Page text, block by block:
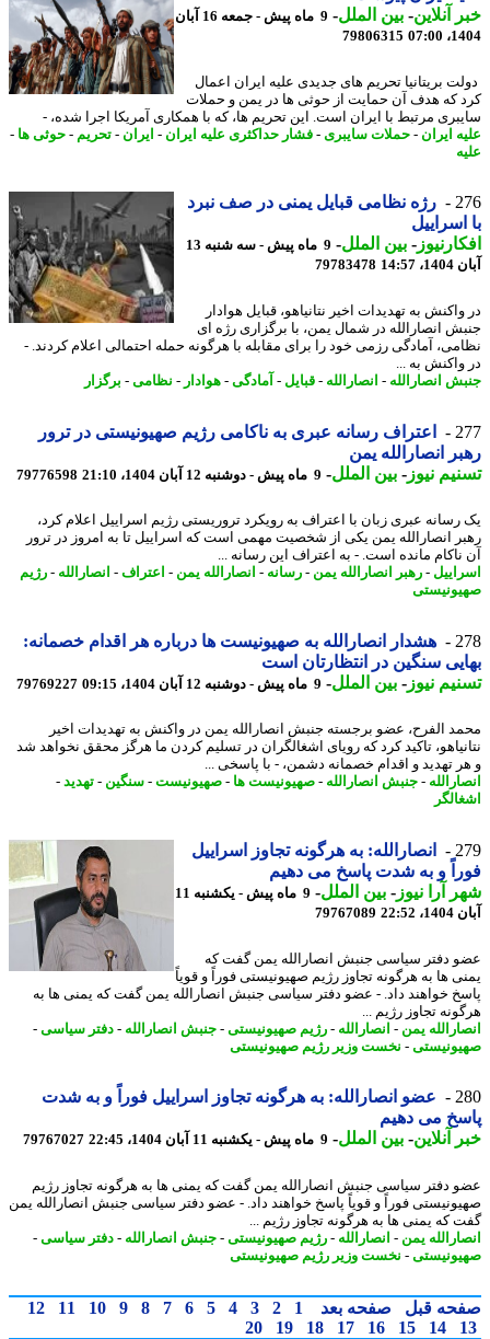
آنلاین-بین الملل-
9 ماه پیش - جمعه 16 آبان
79806315
بریتانیا تحریم های جدیدی علیه ایران اعمال
که هدف آن حمایت از حوثی ها در یمن و حملات
مرتبط با ایران است. این تحریم ها، که با همکاری آمریکا اجرا شده، -
ایران - حملات سایبری- فشار حداکثری علیه ایران - ایران - تحریم- حوثی ها-
رژه نظامی قبایل یمنی در صف نبرد
-بین الملل-
9 ماه پیش - سه شنبه 13
79783478
به تهدیدات اخیر نتانیاهو، قبایل هوادار
انصارالله در شمال یمن، با برگزاری رژه ای
آمادگی رزمی خود را برای مقابله با هرگونه حمله احتمالی اعلام کردند. -
به ...
انصارالله-انصارالله-قبایل-آمادگی-هوادار-نظامی-برگزار
اعتراف رسانه عبری به ناکامی رژیم صهیونیستی در ترور
انصارالله یمن
نیوز-بین الملل-9 ماه پیش - دوشنبه 12 آبان 1404، 21:10 79776598
عبری زبان با اعتراف به رویکرد تروریستی رژیم اسراییل اعلام کرد،
انصارالله یمن یکی از شخصیت مهمی است که اسراییل تا به امروز در ترور
مانده است. - به اعتراف این رسانه ...
-رهبر انصارالله یمن -رسانه-انصارالله یمن -اعتراف- انصارالله-رژیم
هشدار انصارالله به صهیونیست ها درباره هر اقدام خصمانه:
سنگین در انتظارتان است
نیوز-بین الملل-9 ماه پیش - دوشنبه 12 آبان 1404، 09:15 79769227
الفرح، عضو برجسته جنبش انصارالله یمن در واکنش به تهدیدات اخیر
تاکید کرد که رویای اشغالگران در تسلیم کردن ما هرگز محقق نخواهد شد
تهدید و اقدام خصمانه دشمن، - با پاسخی ...
-جنبش انصارالله-صهیونیست ها- صهیونیست-سنگین-تهدید-
انصارالله: به هرگونه تجاوز اسراییل
و به شدت پاسخ می دهیم
آرا نیوز-بین الملل-
9 ماه پیش - یکشنبه 11
79767089
دفتر سیاسی جنبش انصارالله یمن گفت که
ها به هرگونه تجاوز رژیم صهیونیستی فوراً و قویاً
خواهند داد. - عضو دفتر سیاسی جنبش انصارالله یمن گفت که یمنی ها به
تجاوز رژیم ...
یمن -انصارالله-رژیم صهیونیستی-جنبش انصارالله-دفتر سیاسی-
-نخست وزیر رژیم صهیونیستی
عضو انصارالله: به هرگونه تجاوز اسراییل فوراً و به شدت
می دهیم
آنلاین-بین الملل-9 ماه پیش - یکشنبه 11 آبان 1404، 22:45 79767027
دفتر سیاسی جنبش انصارالله یمن گفت که یمنی ها به هرگونه تجاوز رژیم
فوراً و قویاً پاسخ خواهند داد. - عضو دفتر سیاسی جنبش انصارالله یمن
که یمنی ها به هرگونه تجاوز رژیم ...
یمن -انصارالله-رژیم صهیونیستی-جنبش انصارالله-دفتر سیاسی-
-نخست وزیر رژیم صهیونیستی
قبل صفحه بعد 1
2
3
4
5
6
7
8
9
10
11
12
14
15
16
17
18
19
20